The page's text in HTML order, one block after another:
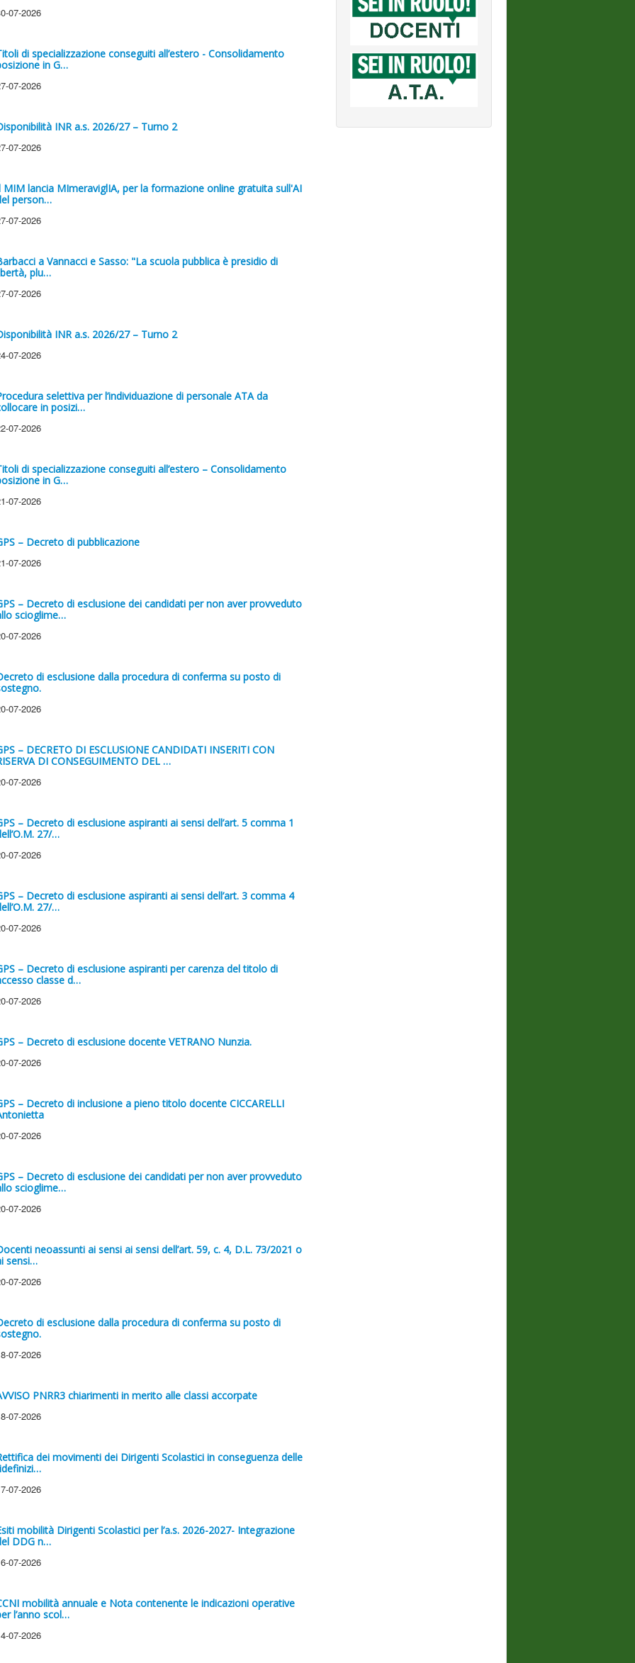
07-2026
di specializzazione conseguiti all’estero - Consolidamento
in G…
07-2026
INR a.s. 2026/27 – Turno 2
07-2026
MIM lancia MImeraviglIA, per la formazione online gratuita sull'AI
person…
07-2026
a Vannacci e Sasso: "La scuola pubblica è presidio di
plu…
07-2026
INR a.s. 2026/27 – Turno 2
07-2026
selettiva per l’individuazione di personale ATA da
in posizi…
07-2026
di specializzazione conseguiti all’estero – Consolidamento
in G…
07-2026
– Decreto di pubblicazione
07-2026
– Decreto di esclusione dei candidati per non aver provveduto
scioglime…
07-2026
di esclusione dalla procedura di conferma su posto di
07-2026
– DECRETO DI ESCLUSIONE CANDIDATI INSERITI CON
DI CONSEGUIMENTO DEL …
07-2026
– Decreto di esclusione aspiranti ai sensi dell’art. 5 comma 1
27/…
07-2026
– Decreto di esclusione aspiranti ai sensi dell’art. 3 comma 4
27/…
07-2026
– Decreto di esclusione aspiranti per carenza del titolo di
classe d…
07-2026
– Decreto di esclusione docente VETRANO Nunzia.
07-2026
– Decreto di inclusione a pieno titolo docente CICCARELLI
07-2026
– Decreto di esclusione dei candidati per non aver provveduto
scioglime…
07-2026
neoassunti ai sensi ai sensi dell’art. 59, c. 4, D.L. 73/2021 o
sensi…
07-2026
di esclusione dalla procedura di conferma su posto di
07-2026
PNRR3 chiarimenti in merito alle classi accorpate
07-2026
dei movimenti dei Dirigenti Scolastici in conseguenza delle
07-2026
mobilità Dirigenti Scolastici per l’a.s. 2026-2027- Integrazione
DDG n…
07-2026
mobilità annuale e Nota contenente le indicazioni operative
l’anno scol…
07-2026